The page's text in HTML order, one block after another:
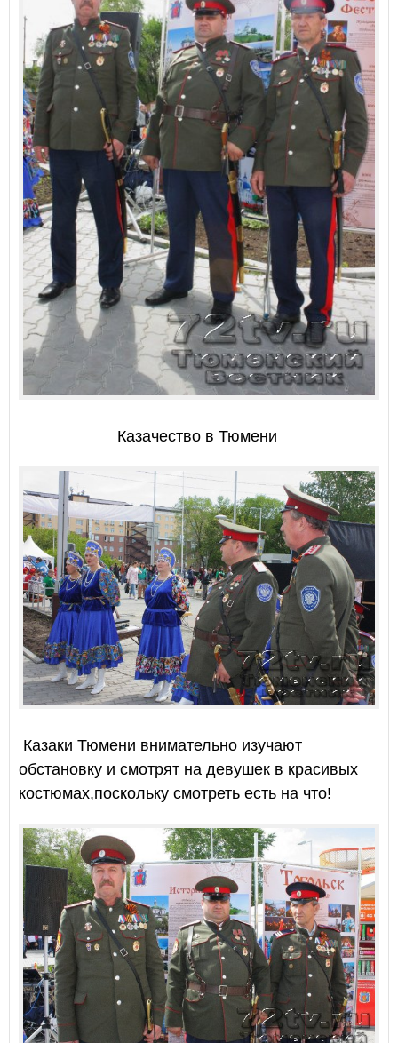
Казачество в Тюмени
Казаки Тюмени внимательно изучают
обстановку и смотрят на девушек в красивых
костюмах,поскольку смотреть есть на что!